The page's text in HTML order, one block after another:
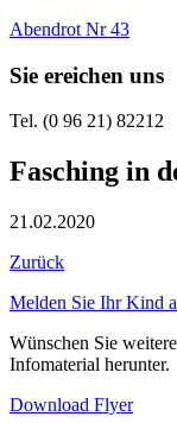
Abendrot Nr 43
Sie ereichen uns
Tel. (0 96 21) 82212
Fasching in
21.02.2020
Zurück
Melden Sie Ihr Kind
Wünschen Sie
Infomaterial herunter.
Download Flyer